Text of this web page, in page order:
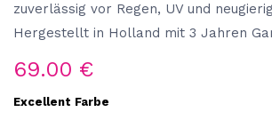
zuverlässig vor Regen, UV und
Hergestellt in Holland mit 3 Jahren
69.00 €
Excellent Farbe